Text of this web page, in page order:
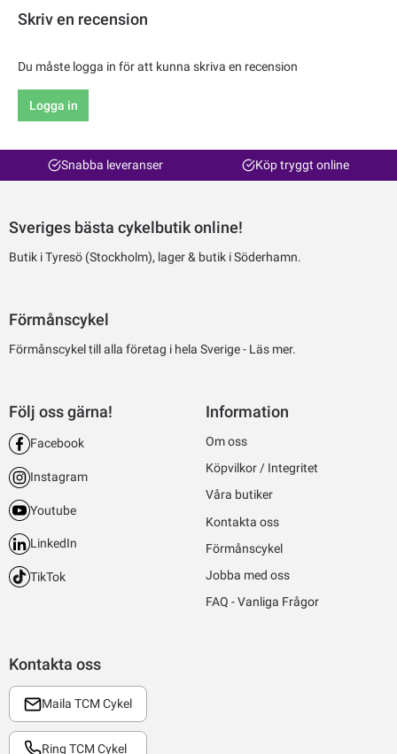
Skriv en recension
Du måste logga in för att kunna skriva en recension
Logga in
Snabba leveranser Köp tryggt online
Sveriges bästa cykelbutik online!
Butik i Tyresö (Stockholm), lager & butik i Söderhamn.
Förmånscykel
Förmånscykel till alla företag i hela Sverige - Läs mer.
Kontakta oss
Maila TCM Cykel
Ring TCM Cykel
Följ oss gärna!
Facebook
Instagram
Youtube
LinkedIn
TikTok
Information
Om oss
Köpvilkor / Integritet
Våra butiker
Kontakta oss
Förmånscykel
Jobba med oss
FAQ - Vanliga Frågor